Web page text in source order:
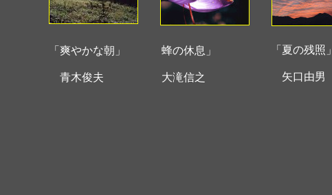
「爽やかな朝」
青木俊夫
蜂の休息」
大滝信之
「夏の残照」
矢口由男